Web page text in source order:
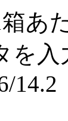
箱あ
を入
14.2